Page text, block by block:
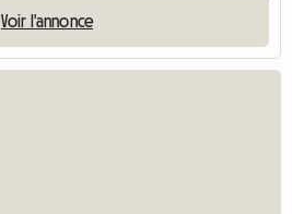
Voir l'annonce